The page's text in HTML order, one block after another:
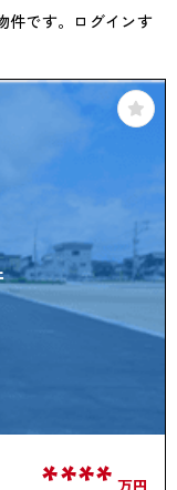
件です。ログインす
**** 万円